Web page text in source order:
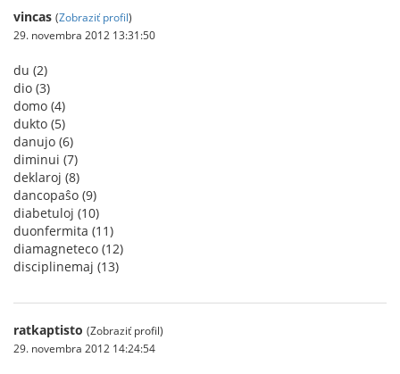
vincas (Zobraziť profil)
29. novembra 2012 13:31:50
du (2)
dio (3)
domo (4)
dukto (5)
danujo (6)
diminui (7)
deklaroj (8)
dancopaŝo (9)
diabetuloj (10)
duonfermita (11)
diamagneteco (12)
disciplinemaj (13)
ratkaptisto (Zobraziť profil)
29. novembra 2012 14:24:54